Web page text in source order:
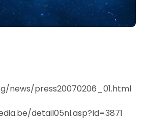
news/press20070206_01.html
detail05nl.asp?Id=3871